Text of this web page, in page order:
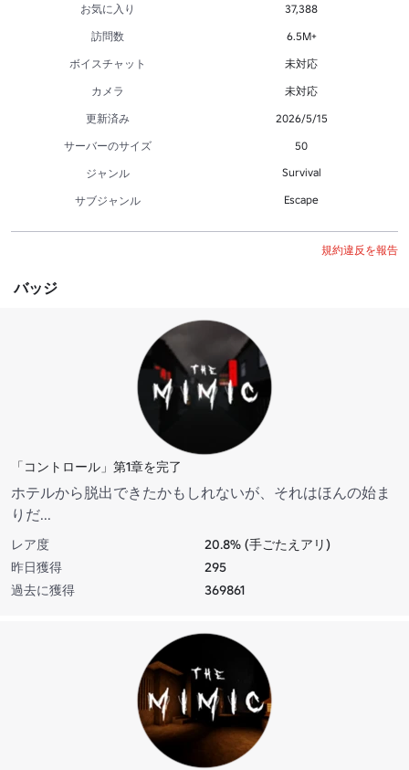
お気に入り
37,388
訪問数
6.5M+
ボイスチャット
未対応
カメラ
未対応
更新済み
2026/5/15
サーバーのサイズ
50
ジャンル
Survival
サブジャンル Escape
規約違反を報告
バッジ
「コントロール」第1章を完了
ホテルから脱出できたかもしれないが、それはほんの始ま
りだ...
レア度
20.8% (手ごたえアリ)
昨日獲得
295
過去に獲得
369861